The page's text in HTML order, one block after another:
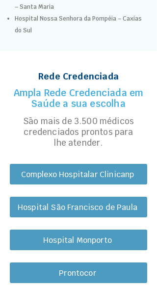
– Santa Maria
Hospital Nossa Senhora da Pompéia – Caxias
do Sul
Rede Credenciada
Ampla Rede Credenciada em
Saúde a sua escolha
São mais de 3.500 médicos
credenciados prontos para
lhe atender.
Complexo Hospitalar Clinicanp
Hospital São Francisco de Paula
Hospital Monporto
Prontocor